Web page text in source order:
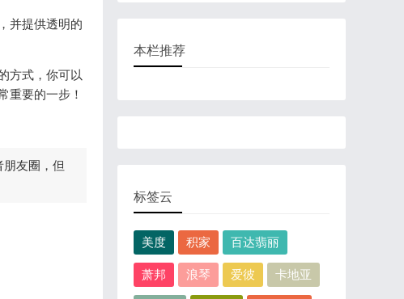
并提供透明的
方式，你可以
重要的一步！
友圈，但
本栏推荐
标签云
美度 积家 百达翡丽
萧邦 浪琴 爱彼 卡地亚